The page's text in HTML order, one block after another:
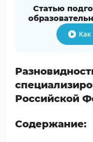
Статью
Как
Российской
Содержание: